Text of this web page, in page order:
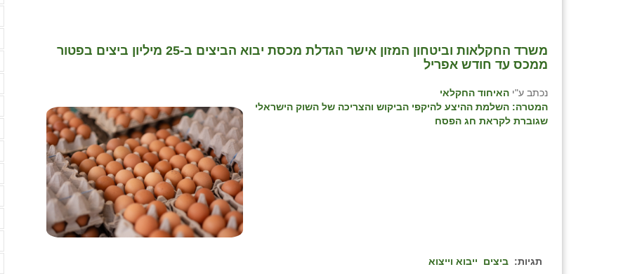
משרד החקלאות וביטחון המזון אישר הגדלת מכסת יבוא הביצים ב-25 מיליון ביצים בפטור
ממכס עד חודש אפריל
נכתב ע"י האיחוד החקלאי
המטרה: השלמת ההיצע להיקפי הביקוש והצריכה של השוק הישראלי
שגוברת לקראת חג הפסח
תגיות: ביצים ייבוא וייצוא